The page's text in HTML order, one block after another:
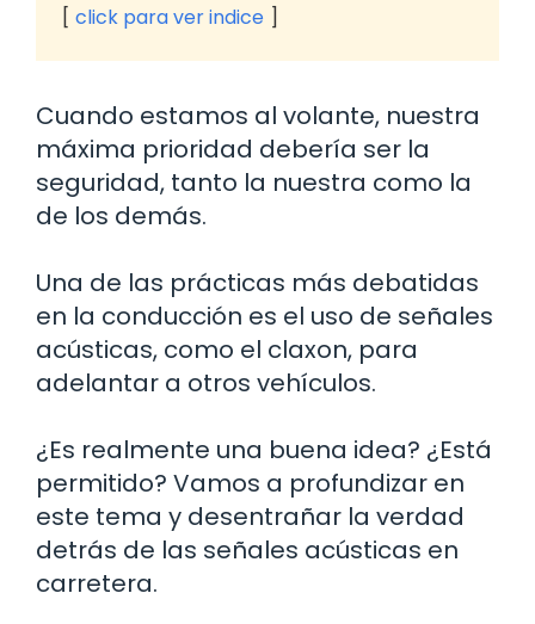
click para ver indice
Cuando estamos al volante, nuestra
máxima prioridad debería ser la
seguridad, tanto la nuestra como la
de los demás.
Una de las prácticas más debatidas
en la conducción es el uso de señales
acústicas, como el claxon, para
adelantar a otros vehículos.
¿Es realmente una buena idea? ¿Está
permitido? Vamos a profundizar en
este tema y desentrañar la verdad
detrás de las señales acústicas en
carretera.